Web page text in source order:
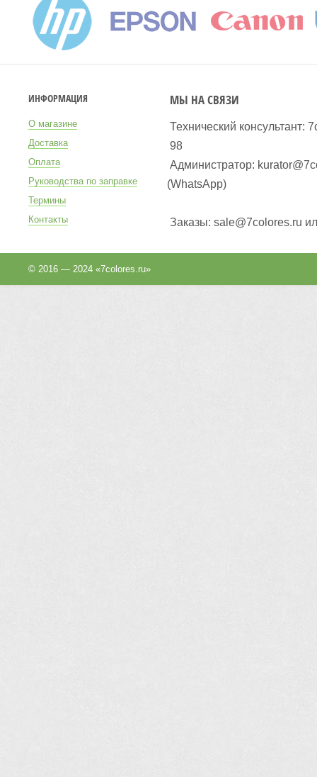
ИНФОРМАЦИЯ
О магазине
Доставка
Оплата
Руководства по заправке
Термины
Контакты
МЫ НА СВЯЗИ
Технический консультант:
98
Администратор:
(WhatsApp)
Заказы: sale@7colores.ru
© 2016 — 2024 «7colores.ru»